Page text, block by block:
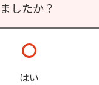
したか？
はい